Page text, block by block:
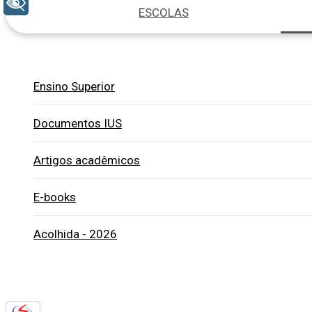
ESCOLAS
Ensino Superior
Documentos IUS
Artigos acadêmicos
E-books
Acolhida - 2026